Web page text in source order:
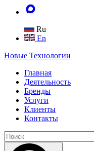
Ru
En
Новые Технологии
Главная
Деятельность
Бренды
Услуги
Клиенты
Контакты